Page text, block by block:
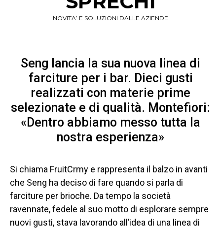
NOVITA’ E SOLUZIONI DALLE AZIENDE
Seng lancia la sua nuova linea di
farciture per i bar. Dieci gusti
realizzati con materie prime
selezionate e di qualità. Montefiori:
«Dentro abbiamo messo tutta la
nostra esperienza»
Si chiama FruitCrmy e rappresenta il balzo in avanti
che Seng ha deciso di fare quando si parla di
farciture per brioche. Da tempo la società
ravennate, fedele al suo motto di esplorare sempre
nuovi gusti, stava lavorando all’idea di una linea di